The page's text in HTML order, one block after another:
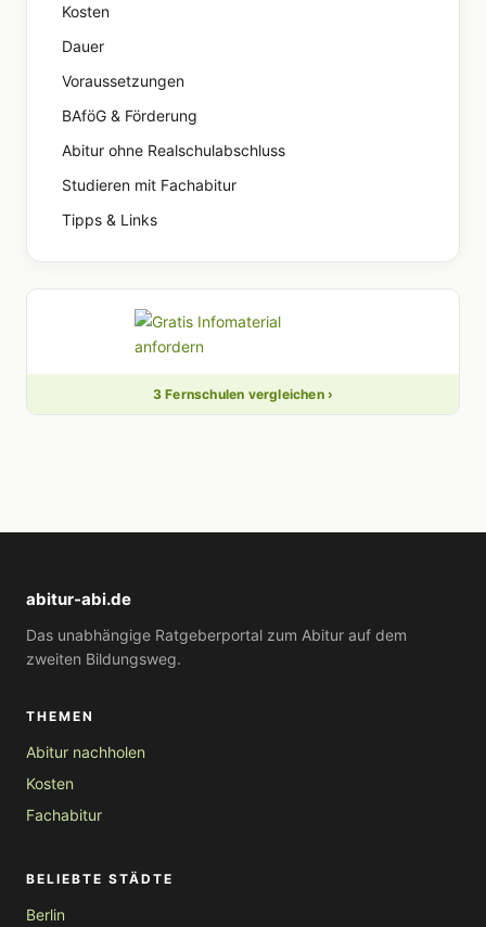
Kosten
Dauer
Voraussetzungen
BAföG & Förderung
Abitur ohne Realschulabschluss
Studieren mit Fachabitur
Tipps & Links
3 Fernschulen vergleichen ›
abitur-abi.de
Das unabhängige Ratgeberportal zum Abitur auf dem
zweiten Bildungsweg.
THEMEN
Abitur nachholen
Kosten
Fachabitur
BELIEBTE STÄDTE
Berlin